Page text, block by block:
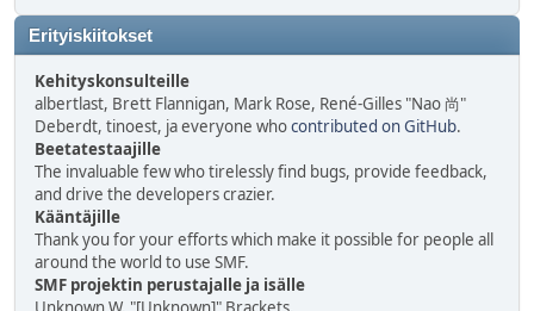
Erityiskiitokset
Kehityskonsulteille
albertlast, Brett Flannigan, Mark Rose, René-Gilles "Nao 尚"
Deberdt, tinoest, ja everyone whocontributed on GitHub.
Beetatestaajille
The invaluable few who tirelessly find bugs, provide feedback,
and drive the developers crazier.
Kääntäjille
Thank you for your efforts which make it possible for people all
around the world to use SMF.
SMF projektin perustajalle ja isälle